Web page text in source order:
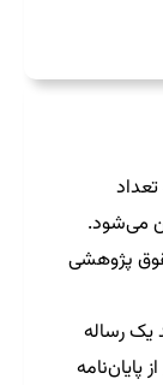
و تعداد
می‌شود.
1000 تا 2000 یورو حقوق پژوهشی
یک رساله
پایان‌نامه